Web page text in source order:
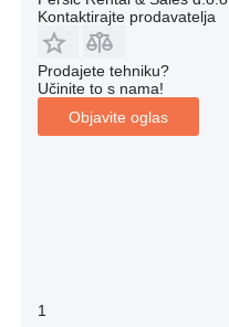
Kontaktirajte prodavatelja
Prodajete tehniku?
Učinite to s nama!
Objavite oglas
1